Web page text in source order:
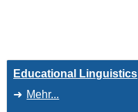
Educational Linguistics
Mehr...